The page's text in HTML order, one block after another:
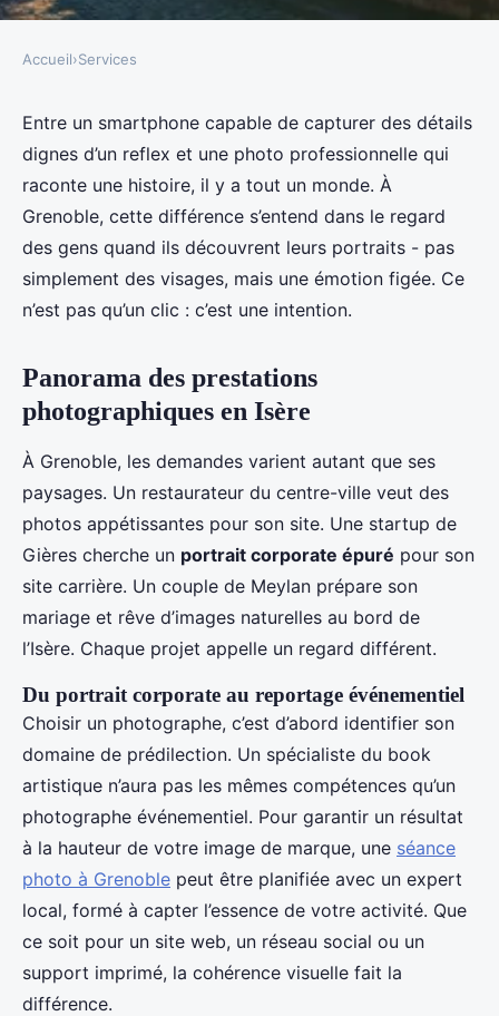
Les meilleurs photographes à
Grenoble pour vos séances
photos
Nicet•30/03/2026 12:46•9 min de lecture
Accueil›Services
Entre un smartphone capable de capturer des détails
dignes d’un reflex et une photo professionnelle qui
raconte une histoire, il y a tout un monde. À
Grenoble, cette différence s’entend dans le regard
des gens quand ils découvrent leurs portraits - pas
simplement des visages, mais une émotion figée. Ce
n’est pas qu’un clic : c’est une intention.
Panorama des prestations
photographiques en Isère
À Grenoble, les demandes varient autant que ses
paysages. Un restaurateur du centre-ville veut des
photos appétissantes pour son site. Une startup de
Gières cherche un portrait corporate épuré pour son
site carrière. Un couple de Meylan prépare son
mariage et rêve d’images naturelles au bord de
l’Isère. Chaque projet appelle un regard différent.
Du portrait corporate au reportage événementiel
Choisir un photographe, c’est d’abord identifier son
domaine de prédilection. Un spécialiste du book
artistique n’aura pas les mêmes compétences qu’un
photographe événementiel. Pour garantir un résultat
à la hauteur de votre image de marque, une séance
photo à Grenoble peut être planifiée avec un expert
local, formé à capter l’essence de votre activité. Que
ce soit pour un site web, un réseau social ou un
support imprimé, la cohérence visuelle fait la
différence.